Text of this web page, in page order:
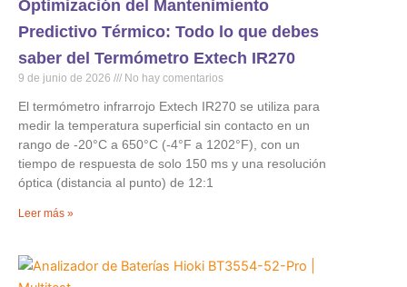
Optimización del Mantenimiento
Predictivo Térmico: Todo lo que debes
saber del Termómetro Extech IR270
9 de junio de 2026 No hay comentarios
El termómetro infrarrojo Extech IR270 se utiliza para
medir la temperatura superficial sin contacto en un
rango de -20°C a 650°C (-4°F a 1202°F), con un
tiempo de respuesta de solo 150 ms y una resolución
óptica (distancia al punto) de 12:1
Leer más »